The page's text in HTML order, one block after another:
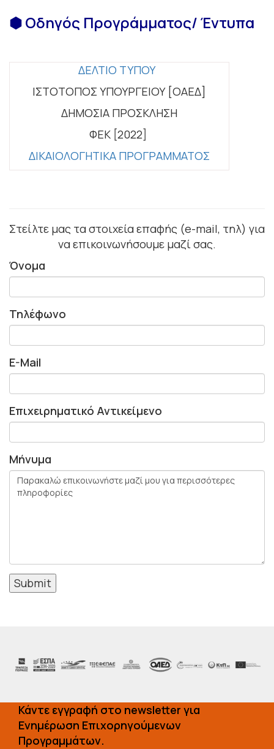
⬢ Οδηγός Προγράμματος/ Έντυπα
ΔΕΛΤΙΟ ΤΥΠΟΥ
ΙΣΤΟΤΟΠΟΣ ΥΠΟΥΡΓΕΙΟΥ [ΟΑΕΔ]
ΔΗΜΟΣΙΑ ΠΡΟΣΚΛΗΣΗ
ΦΕΚ [2022]
ΔΙΚΑΙΟΛΟΓΗΤΙΚΑ ΠΡΟΓΡΑΜΜΑΤΟΣ
Στείλτε μας τα στοιχεία επαφής (e-mail, τηλ) για
να επικοινωνήσουμε μαζί σας.
Όνομα
Τηλέφωνο
E-Mail
Επιχειρηματικό Αντικείμενο
Μήνυμα
Submit
Κάντε εγγραφή στο newsletter για
Ενημέρωση Επιχορηγούμενων
Προγραμμάτων.